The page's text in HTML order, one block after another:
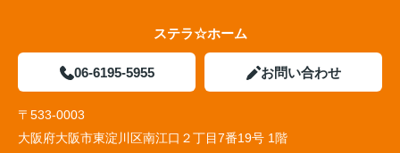
ステラ☆ホーム
06-6195-5955 お問い合わせ
〒533-0003
大阪府大阪市東淀川区南江口２丁目7番19号 1階